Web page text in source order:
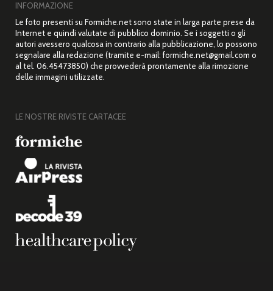
INFORMAZIONE
Le foto presenti su Formiche.net sono state in larga parte prese da
Internet e quindi valutate di pubblico dominio. Se i soggetti o gli
autori avessero qualcosa in contrario alla pubblicazione, lo possono
segnalare alla redazione (tramite e-mail: formiche.net@gmail.com o
al tel. 06.45473850) che provvederà prontamente alla rimozione
delle immagini utilizzate.
LE NOSTRE RIVISTE CARTACEE